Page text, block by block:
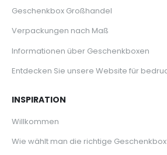
Geschenkbox Großhandel
Verpackungen nach Maß
Informationen über Geschenkboxen
Entdecken Sie unsere Website für
INSPIRATION
Willkommen
Wie wählt man die richtige